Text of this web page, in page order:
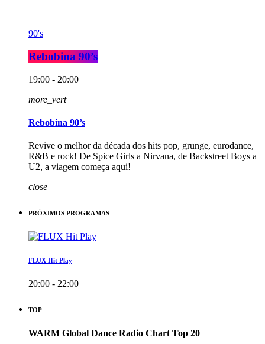
90's
Rebobina 90’s
19:00 - 20:00
more_vert
Rebobina 90’s
Revive o melhor da década dos hits pop, grunge, eurodance,
R&B e rock! De Spice Girls a Nirvana, de Backstreet Boys a
U2, a viagem começa aqui!
close
PRÓXIMOS PROGRAMAS
FLUX Hit Play
20:00 - 22:00
TOP
WARM Global Dance Radio Chart Top 20